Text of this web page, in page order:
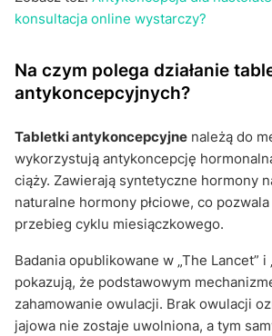
konsultacja online wystarczy?
Na czym polega działanie
antykoncepcyjnych?
Tabletki antykoncepcyjne należą do
wykorzystują antykoncepcję
ciąży. Zawierają syntetyczne hormony
naturalne hormony płciowe, co
przebieg cyklu miesiączkowego.
Badania opublikowane w „The Lancet” i
pokazują, że podstawowym
zahamowanie owulacji. Brak owulacji
jajowa nie zostaje uwolniona, a tym